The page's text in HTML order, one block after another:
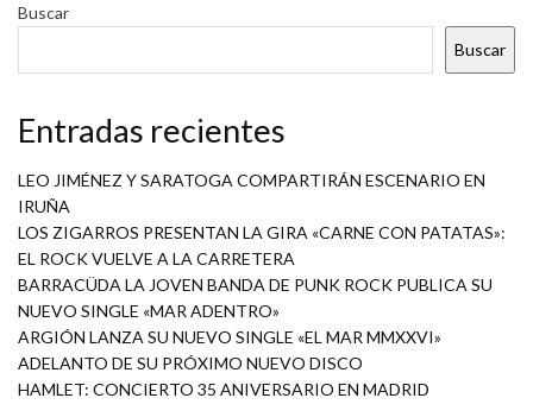
Buscar
Buscar
Entradas recientes
LEO JIMÉNEZ Y SARATOGA COMPARTIRÁN ESCENARIO EN
IRUÑA
LOS ZIGARROS PRESENTAN LA GIRA «CARNE CON PATATAS»:
EL ROCK VUELVE A LA CARRETERA
BARRACÜDA LA JOVEN BANDA DE PUNK ROCK PUBLICA SU
NUEVO SINGLE «MAR ADENTRO»
ARGIÓN LANZA SU NUEVO SINGLE «EL MAR MMXXVI»
ADELANTO DE SU PRÓXIMO NUEVO DISCO
HAMLET: CONCIERTO 35 ANIVERSARIO EN MADRID